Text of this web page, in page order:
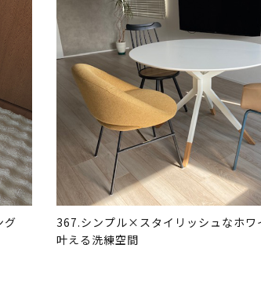
グ
367.シンプル×スタイリッシュなホワ
叶える洗練空間